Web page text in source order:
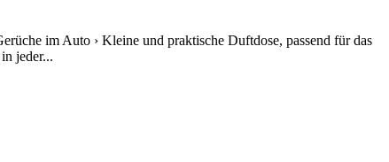
im Auto › Kleine und praktische Duftdose, passend für das
jeder...